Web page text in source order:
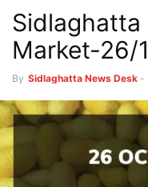
Sidlaghatta
Market-26/
By Sidlaghatta News Desk -